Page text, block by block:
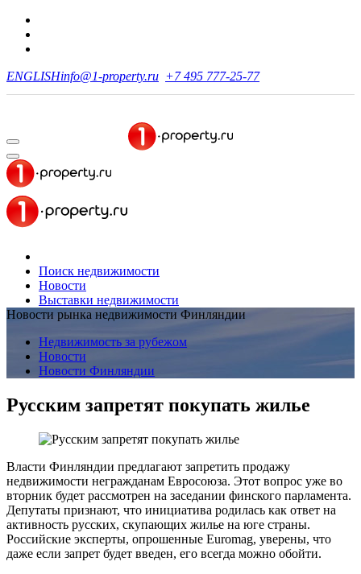
ENGLISHinfo@1-property.ru +7 495 777-25-77
Поиск недвижимости
Новости
Выставки недвижимости
Новости рынка недвижимости Финляндии
Недвижимость за рубежом
Новости
Новости Финляндии
Русским запретят покупать жилье
Власти Финляндии предлагают запретить продажу
недвижимости негражданам Евросоюза. Этот вопрос уже во
вторник будет рассмотрен на заседании финского парламента.
Депутаты признают, что инициатива родилась как ответ на
активность русских, скупающих жилье на юге страны.
Российские эксперты, опрошенные Euromag, уверены, что
даже если запрет будет введен, его всегда можно обойти.